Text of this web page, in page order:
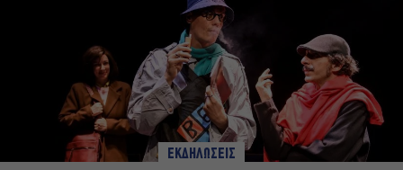
ΕΚΔΗΛΩΣΕΙΣ